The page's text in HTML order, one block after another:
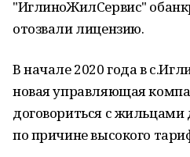
"ИглиноЖилСервис"
отозвали лицензию.
В начале 2020 года в
новая управляющая
договориться с
по причине высокого